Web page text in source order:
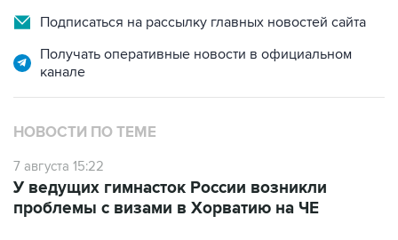
Подписаться на рассылку главных новостей сайта
Получать оперативные новости в официальном
канале
НОВОСТИ ПО ТЕМЕ
7 августа 15:22
У ведущих гимнасток России возникли
проблемы с визами в Хорватию на ЧЕ